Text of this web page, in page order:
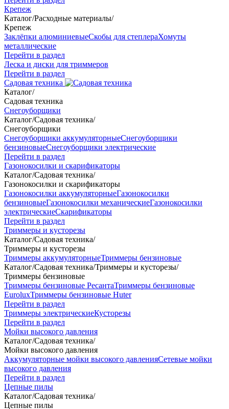
Крепеж
Каталог/Расходные материалы/
Крепеж
Заклёпки алюминиевыеСкобы для степлераХомуты
металлические
Перейти в раздел
Леска и диски для триммеров
Перейти в раздел
Садовая техника
Каталог/
Садовая техника
Снегоуборщики
Каталог/Садовая техника/
Снегоуборщики
Снегоуборщики аккумуляторныеСнегоуборщики
бензиновыеСнегоуборщики электрические
Перейти в раздел
Газонокосилки и скарификаторы
Каталог/Садовая техника/
Газонокосилки и скарификаторы
Газонокосилки аккумуляторныеГазонокосилки
бензиновыеГазонокосилки механическиеГазонокосилки
электрическиеСкарификаторы
Перейти в раздел
Триммеры и кусторезы
Каталог/Садовая техника/
Триммеры и кусторезы
Триммеры аккумуляторныеТриммеры бензиновые
Каталог/Садовая техника/Триммеры и кусторезы/
Триммеры бензиновые
Триммеры бензиновые РесантаТриммеры бензиновые
EuroluxТриммеры бензиновые Huter
Перейти в раздел
Триммеры электрическиеКусторезы
Перейти в раздел
Мойки высокого давления
Каталог/Садовая техника/
Мойки высокого давления
Аккумуляторные мойки высокого давленияСетевые мойки
высокого давления
Перейти в раздел
Цепные пилы
Каталог/Садовая техника/
Цепные пилы